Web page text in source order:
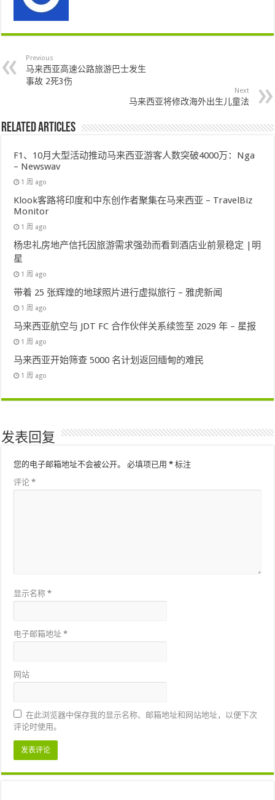
Previous
马来西亚高速公路旅游巴士发生
事故 2死3伤
Next
马来西亚将修改海外出生儿童法
Related Articles
F1、10月大型活动推动马来西亚游客人数突破4000万：Nga
– Newswav
1 周 ago
Klook客路将印度和中东创作者聚集在马来西亚 – TravelBiz
Monitor
1 周 ago
杨忠礼房地产信托因旅游需求强劲而看到酒店业前景稳定 |明
星
1 周 ago
带着 25 张辉煌的地球照片进行虚拟旅行 – 雅虎新闻
1 周 ago
马来西亚航空与 JDT FC 合作伙伴关系续签至 2029 年 – 星报
1 周 ago
马来西亚开始筛查 5000 名计划返回缅甸的难民
1 周 ago
发表回复
您的电子邮箱地址不会被公开。 必填项已用* 标注
评论*
显示名称*
电子邮箱地址*
网站
在此浏览器中保存我的显示名称、邮箱地址和网站地址，以便下次
评论时使用。